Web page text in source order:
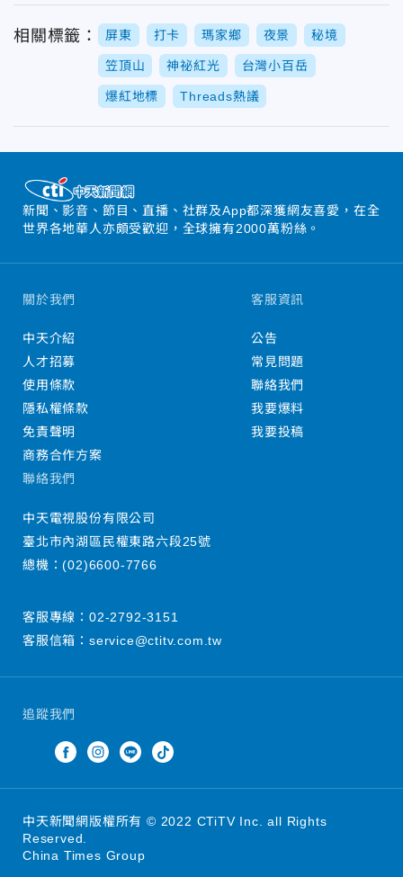
相關標籤： 屏東 打卡 瑪家鄉 夜景 秘境
笠頂山 神祕紅光 台灣小百岳
爆紅地標 Threads熱議
新聞、影音、節目、直播、社群及App都深獲網友喜愛，在全
世界各地華人亦頗受歡迎，全球擁有2000萬粉絲。
追蹤我們
關於我們
中天介紹
人才招募
使用條款
隱私權條款
免責聲明
商務合作方案
客服資訊
公告
常見問題
聯絡我們
我要爆料
我要投稿
聯絡我們
中天電視股份有限公司
臺北市內湖區民權東路六段25號
總機：(02)6600-7766
客服專線： 02-2792-3151
客服信箱： service@ctitv.com.tw
中天新聞網版權所有 © 2022 CTiTV Inc. all Rights
Reserved.
China Times Group